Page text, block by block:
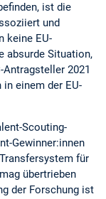
ist die
und
keine EU-
absurde Situation,
2021
einem der EU-
Scouting-
Gewinner:innen
für
übertrieben
der Forschung ist